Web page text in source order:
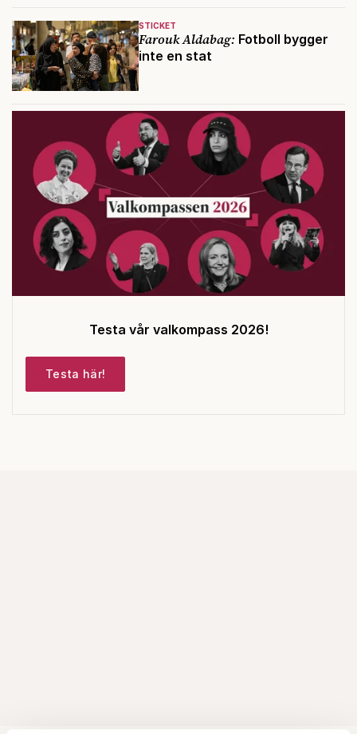
STICKET
Farouk Aldabag: Fotboll bygger
inte en stat
Testa vår valkompass 2026!
Testa här!